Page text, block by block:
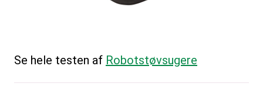
Se hele testen af Robotstøvsugere